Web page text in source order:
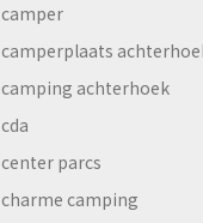
camper
camperplaats
camping achterhoek
cda
center parcs
charme camping